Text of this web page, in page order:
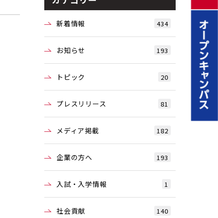
新着情報 434
お知らせ 193
トピック 20
プレスリリース 81
メディア掲載 182
企業の方へ 193
入試・入学情報 1
社会貢献 140